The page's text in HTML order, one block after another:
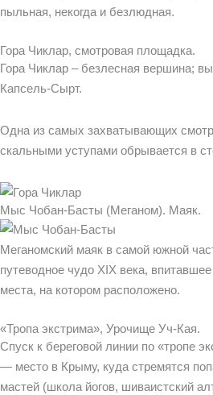
пыльная, некогда и безлюдная.
Гора Чиклар, смотровая площадка.
Гора Чиклар – безлесная вершина;
Капсель-Сырт.
Одна из самых захватывающих
скальными уступами обрывается в
Мыс Чобан-Басты (Меганом). Маяк.
Меганомский маяк в самой южной
путеводное чудо XIX века,
места, на котором расположено.
«Тропа экстрима», Урочище Уч-Кая.
Спуск к береговой линии по «тропе
— место в Крыму, куда стремятся
мастей (школа йогов, шиваистский